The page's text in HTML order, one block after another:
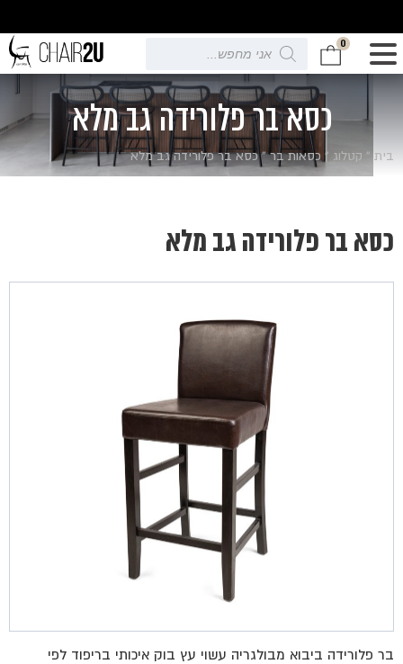
0
Products
search
כסא בר פלורידה גב מלא
בית » קטלוג » כסאות בר»כסא בר פלורידה גב מלא
בר פלורידה ביבוא מבולגריה עשוי עץ בוק איכותי בריפוד לפי
כסא בר פלורידה גב מלא